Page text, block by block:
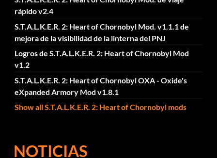
rápido v2.4
S.T.A.L.K.E.R. 2: Heart of Chornobyl Mod. v1.1.1 de
mejora de la visibilidad de la linterna del PNJ
Logros de S.T.A.L.K.E.R. 2: Heart of Chornobyl Mod
v1.2
S.T.A.L.K.E.R. 2: Heart of Chornobyl OXA - Oxide's
eXpanded Armory Mod v1.8.1
Show all S.T.A.L.K.E.R. 2: Heart of Chornobyl mods
NOTICIAS